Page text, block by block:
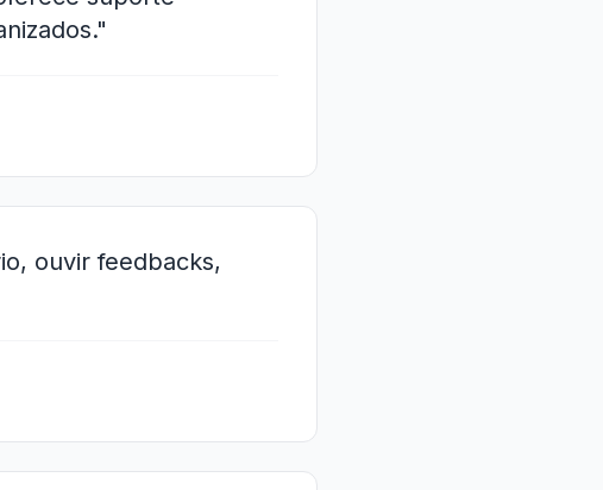
ouvir feedbacks,